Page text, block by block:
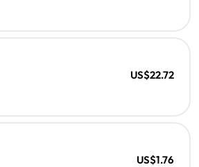
US$22.72
US$1.76